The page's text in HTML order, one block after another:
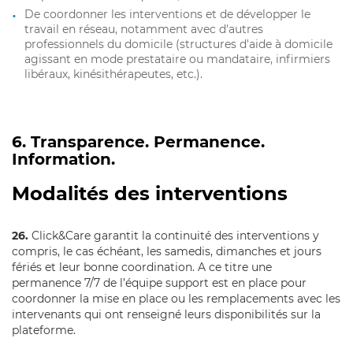
De coordonner les interventions et de développer le
travail en réseau, notamment avec d'autres
professionnels du domicile (structures d'aide à domicile
agissant en mode prestataire ou mandataire, infirmiers
libéraux, kinésithérapeutes, etc.).
6. Transparence. Permanence.
Information.
Modalités des interventions
26. Click&Care garantit la continuité des interventions y
compris, le cas échéant, les samedis, dimanches et jours
fériés et leur bonne coordination. A ce titre une
permanence 7/7 de l’équipe support est en place pour
coordonner la mise en place ou les remplacements avec les
intervenants qui ont renseigné leurs disponibilités sur la
plateforme.